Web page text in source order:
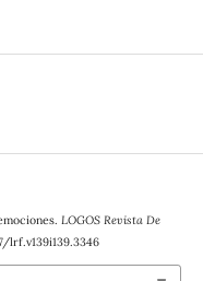
LOGOS Revista De
lrf.v139i139.3346